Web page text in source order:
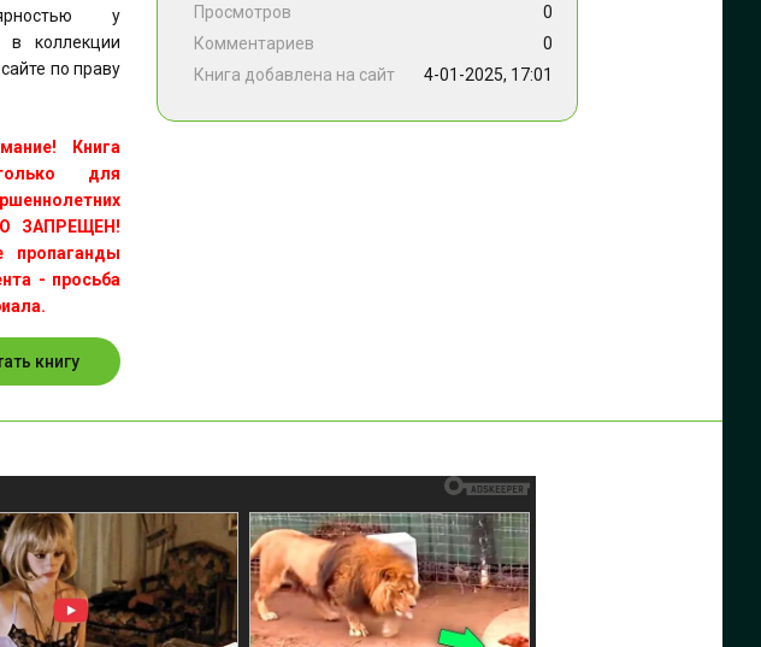
у
в коллекции
по праву
Книга
для
ЗАПРЕЩЕН!
пропаганды
- просьба
книгу
Просмотров
0
Комментариев
0
Книга добавлена на сайт
4-01-2025, 17:01